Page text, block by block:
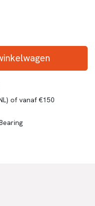
of vanaf €150